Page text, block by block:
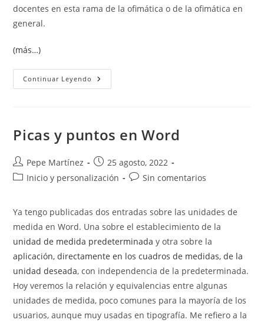
docentes en esta rama de la ofimática o de la ofimática en
general.
(más…)
Continuar Leyendo Creación
De
Picas y puntos en Word
Autor
de
Pepe Martínez
Publicación
de
25 agosto, 2022
Categoría
entrada:
Inicio y personalización
Comentarios
entrada:
Sin comentarios
Ya tengo publicadas dos entradas sobre las unidades de
medida en Word. Una sobre el establecimiento de la
unidad de medida predeterminada y otra sobre la
aplicación, directamente en los cuadros de medidas, de la
unidad deseada, con independencia de la predeterminada.
Hoy veremos la relación y equivalencias entre algunas
unidades de medida, poco comunes para la mayoría de los
usuarios, aunque muy usadas en tipografía. Me refiero a la